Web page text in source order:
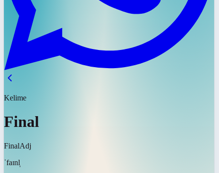
Kelime
Final
FinalAdj
ˈfaɪnl̩